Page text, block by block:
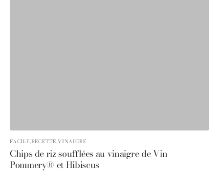
FACILE,RECETTE,VINAIGRE
Chips de riz soufflées au vinaigre de Vin
Pommery® et Hibiscus